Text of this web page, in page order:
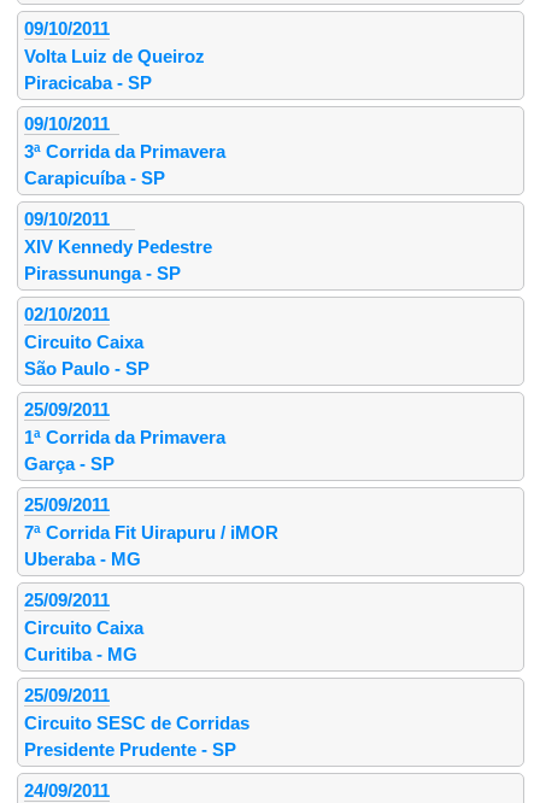
09/10/2011
Volta Luiz de Queiroz
Piracicaba - SP
09/10/2011
3ª Corrida da Primavera
Carapicuíba - SP
09/10/2011
XIV Kennedy Pedestre
Pirassununga - SP
02/10/2011
Circuito Caixa
São Paulo - SP
25/09/2011
1ª Corrida da Primavera
Garça - SP
25/09/2011
7ª Corrida Fit Uirapuru / iMOR
Uberaba - MG
25/09/2011
Circuito Caixa
Curitiba - MG
25/09/2011
Circuito SESC de Corridas
Presidente Prudente - SP
24/09/2011